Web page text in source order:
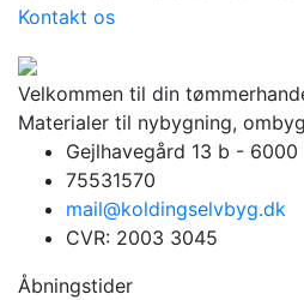
Kontakt os
Velkommen til din
Materialer til nybygning,
Gejlhavegård 13 b - 6000
75531570
mail@koldingselvbyg.dk
CVR: 2003 3045
Åbningstider